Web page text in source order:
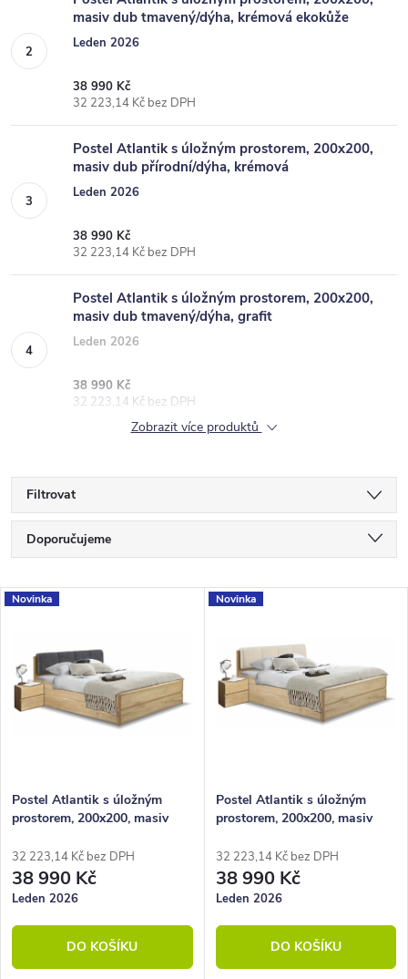
masiv dub tmavený/dýha, krémová ekokůže
Leden 2026
38 990 Kč
32 223,14 Kč bez DPH
Postel Atlantik s úložným prostorem, 200x200,
masiv dub přírodní/dýha, krémová
Leden 2026
38 990 Kč
32 223,14 Kč bez DPH
Postel Atlantik s úložným prostorem, 200x200,
masiv dub tmavený/dýha, grafit
Leden 2026
38 990 Kč
32 223,14 Kč bez DPH
Zobrazit více produktů
Filtrovat
a
z
n
í
o
d
u
k
t
ů
Doporučujeme
Nejdražší
Nejprodávanější
Abecedně
V
p
i
r
o
d
u
k
t
Novinka
Postel Atlantik s úložným
prostorem, 200x200, masiv
32 223,14 Kč bez DPH
38 990 Kč
Leden 2026
DO KOŠÍKU
Novinka
Postel Atlantik s úložným
prostorem, 200x200, masiv
32 223,14 Kč bez DPH
38 990 Kč
Leden 2026
DO KOŠÍKU